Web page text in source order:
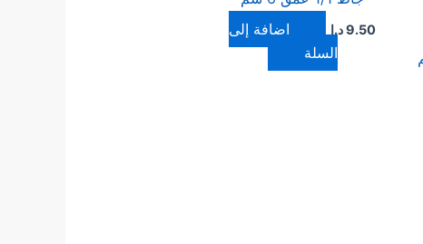
9.50د.ا
إضافة إلى
السلة